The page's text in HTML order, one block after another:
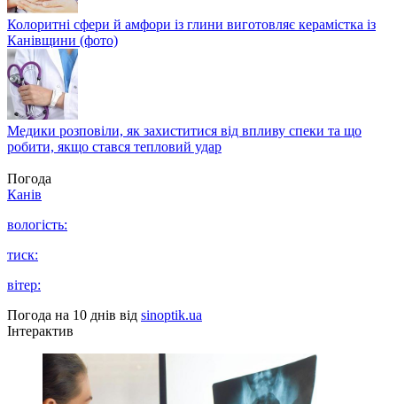
Колоритні сфери й амфори із глини виготовляє керамістка із
Канівщини (фото)
Медики розповіли, як захиститися від впливу спеки та що
робити, якщо стався тепловий удар
Погода
Канів
вологість:
тиск:
вітер:
Погода на 10 днів від sinoptik.ua
Інтерактив